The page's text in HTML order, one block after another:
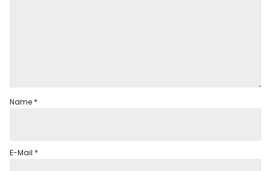
Name *
E-Mail *